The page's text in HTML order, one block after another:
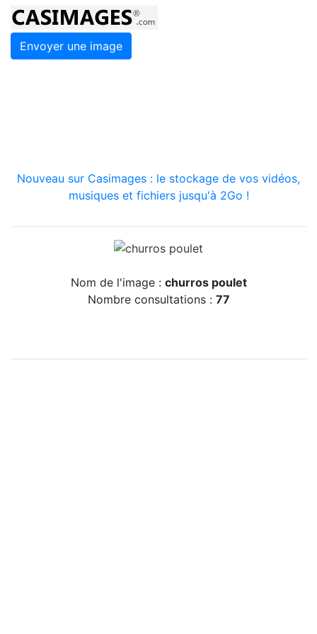
Envoyer une image
Nouveau sur Casimages : le stockage de vos vidéos,
musiques et fichiers jusqu'à 2Go !
Nom de l'image : churros poulet
Nombre consultations : 77